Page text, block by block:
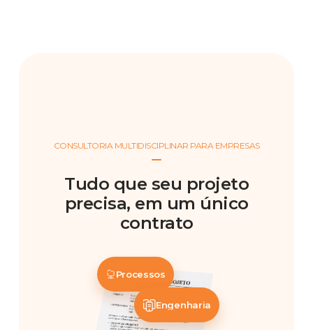
CONSULTORIA MULTIDISCIPLINAR PARA EMPRESAS
Tudo que seu projeto
precisa, em um único
contrato
Processos
Engenharia